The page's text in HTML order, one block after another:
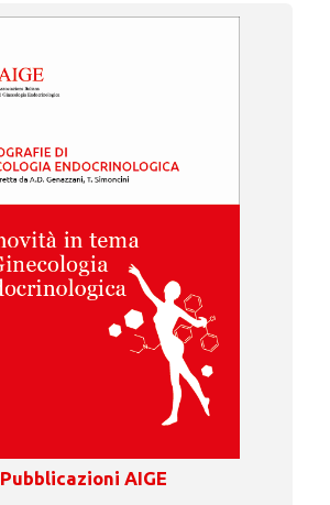
Pubblicazioni AIGE